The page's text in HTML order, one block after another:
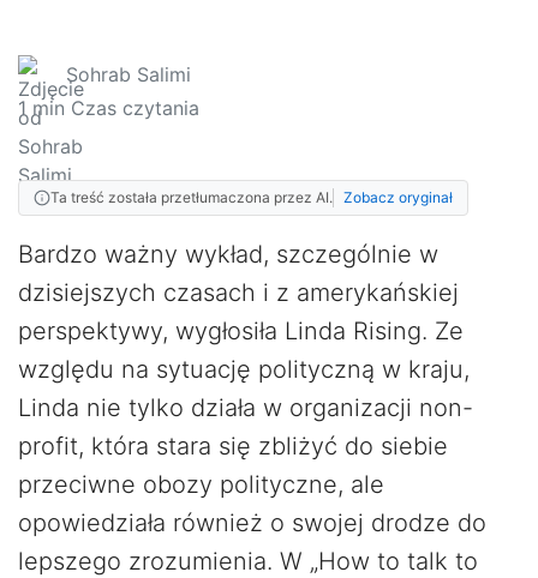
Sohrab Salimi
1 min Czas czytania
Ta treść została przetłumaczona przez AI. Zobacz oryginał
Bardzo ważny wykład, szczególnie w
dzisiejszych czasach i z amerykańskiej
perspektywy, wygłosiła Linda Rising. Ze
względu na sytuację polityczną w kraju,
Linda nie tylko działa w organizacji non-
profit, która stara się zbliżyć do siebie
przeciwne obozy polityczne, ale
opowiedziała również o swojej drodze do
lepszego zrozumienia. W „How to talk to